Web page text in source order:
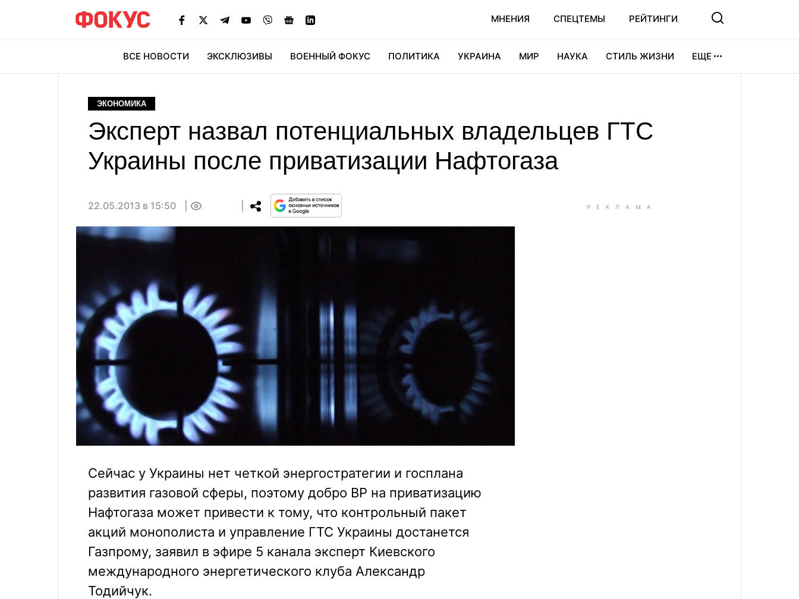
МНЕНИЯ СПЕЦТЕМЫ РЕЙТИНГИ
ВСЕ НОВОСТИ ЭКСКЛЮЗИВЫ ВОЕННЫЙ ФОКУС ПОЛИТИКА УКРАИНА МИР НАУКА СТИЛЬ ЖИЗНИ ЕЩЕ
ЭКОНОМИКА
Эксперт назвал потенциальных владельцев ГТС
Украины после приватизации Нафтогаза
22.05.2013 в 15:50
Сейчас у Украины нет четкой энергостратегии и госплана
развития газовой сферы, поэтому добро ВР на приватизацию
Нафтогаза может привести к тому, что контрольный пакет
акций монополиста и управление ГТС Украины достанется
Газпрому, заявил в эфире 5 канала эксперт Киевского
международного энергетического клуба Александр
Тодийчук.